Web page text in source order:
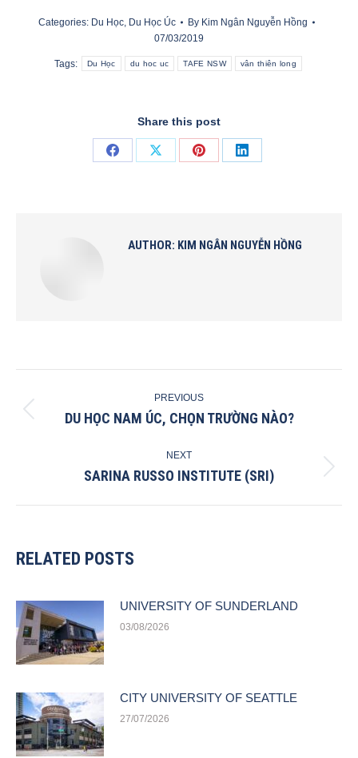
Categories: Du Học, Du Học Úc By Kim Ngân Nguyễn Hồng
07/03/2019
Tags: Du Học du hoc uc TAFE NSW vân thiên long
Share this post
Share
Share
Share
Share
AUTHOR: KIM NGÂN NGUYỄN HỒNG
NAVIGATION
PREVIOUS
Previous
DU HỌC NAM ÚC, CHỌN TRƯỜNG NÀO?
NEXT
Next
SARINA RUSSO INSTITUTE (SRI)
RELATED POSTS
UNIVERSITY OF SUNDERLAND
03/08/2026
CITY UNIVERSITY OF SEATTLE
27/07/2026